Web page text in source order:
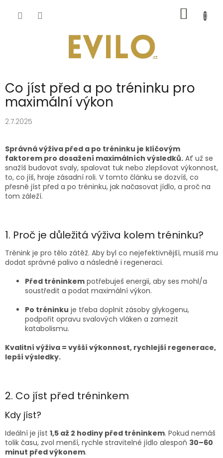
KOŠÍK
Co jíst před a po tréninku pro
maximální výkon
2.7.2025
Správná výživa před a po tréninku je klíčovým
faktorem pro dosažení maximálních výsledků. Ať už se
snažíš budovat svaly, spalovat tuk nebo zlepšovat výkonnost,
to, co jíš, hraje zásadní roli. V tomto článku se dozvíš, co
přesně jíst před a po tréninku, jak načasovat jídlo, a proč na
tom záleží.
1. Proč je důležitá výživa kolem tréninku?
Trénink je pro tělo zátěž. Aby byl co nejefektivnější, musíš mu
dodat správné palivo a následně i regeneraci.
Před tréninkem potřebuješ energii, aby ses mohl/a
soustředit a podat maximální výkon.
Po tréninku je třeba doplnit zásoby glykogenu,
podpořit opravu svalových vláken a zamezit
katabolismu.
Kvalitní výživa = vyšší výkonnost, rychlejší regenerace,
lepší výsledky.
2. Co jíst před tréninkem
Kdy jíst?
Ideální je jíst 1,5 až 2 hodiny před tréninkem. Pokud nemáš
tolik času, zvol menší, rychle stravitelné jídlo alespoň 30–60
minut před výkonem.